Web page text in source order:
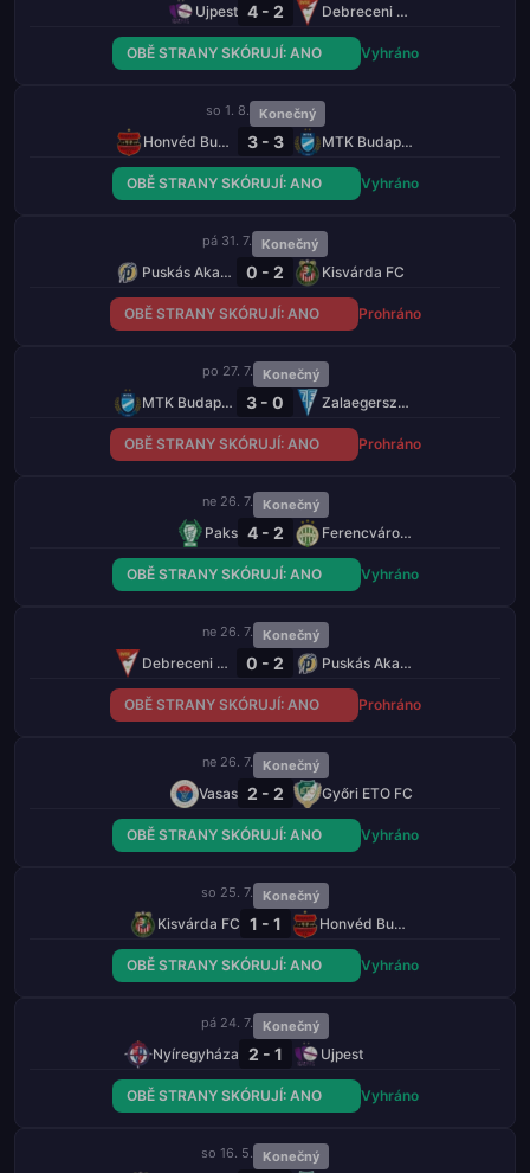
Ujpest 4 - 2 Debreceni VSC
OBĚ STRANY SKÓRUJÍ: ANO Vyhráno
so 1. 8. Konečný
Honvéd Budapešť 3 - 3 MTK Budapešť
OBĚ STRANY SKÓRUJÍ: ANO Vyhráno
pá 31. 7. Konečný
Puskás Akadémia 0 - 2 Kisvárda FC
OBĚ STRANY SKÓRUJÍ: ANO Prohráno
po 27. 7. Konečný
MTK Budapešť 3 - 0 Zalaegerszegi TE
OBĚ STRANY SKÓRUJÍ: ANO Prohráno
ne 26. 7. Konečný
Paks 4 - 2 Ferencváros TC
OBĚ STRANY SKÓRUJÍ: ANO Vyhráno
ne 26. 7. Konečný
Debreceni VSC 0 - 2 Puskás Akadémia
OBĚ STRANY SKÓRUJÍ: ANO Prohráno
ne 26. 7. Konečný
Vasas 2 - 2 Győri ETO FC
OBĚ STRANY SKÓRUJÍ: ANO Vyhráno
so 25. 7. Konečný
Kisvárda FC 1 - 1 Honvéd Budapešť
OBĚ STRANY SKÓRUJÍ: ANO Vyhráno
pá 24. 7. Konečný
Nyíregyháza 2 - 1 Ujpest
OBĚ STRANY SKÓRUJÍ: ANO Vyhráno
so 16. 5. Konečný